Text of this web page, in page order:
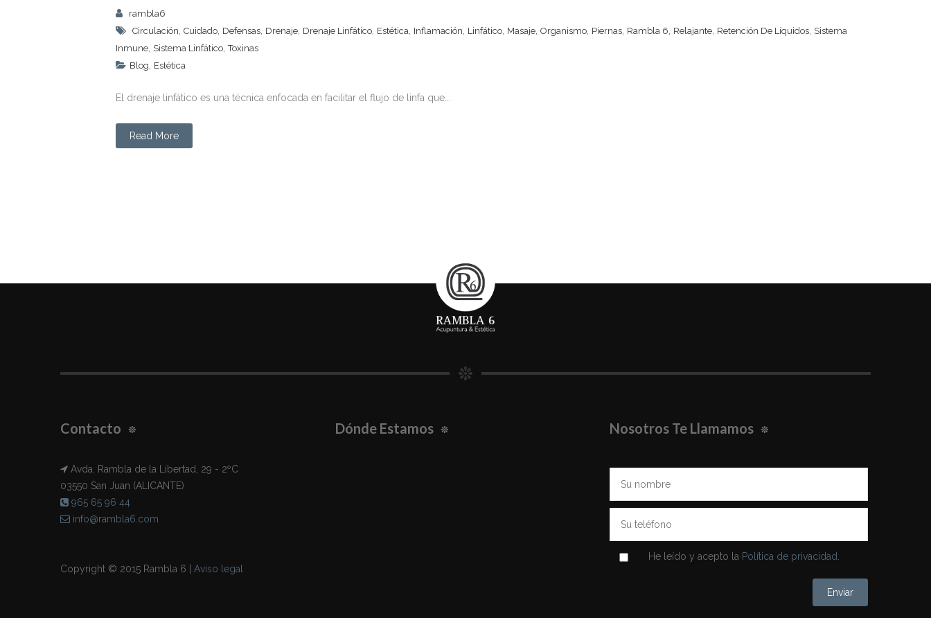
rambla6
Circulación Cuidado Defensas Drenaje Drenaje Linfático Estética Inflamación Linfático Masaje Organismo Piernas Rambla 6 Relajante Retención De Líquidos Sistema
Inmune Sistema Linfático ,Toxinas
Blog Estética
El drenaje linfático es una técnica enfocada en facilitar el flujo de linfa que...
Read More
Contacto
Avda. Rambla de la Libertad, 29 - 2ºC
03550 San Juan (ALICANTE)
965 65 96 44
info@rambla6.com
Copyright © 2015 Rambla 6 | Aviso legal
Dónde Estamos Nosotros Te Llamamos
He leído y acepto la Política de privacidad